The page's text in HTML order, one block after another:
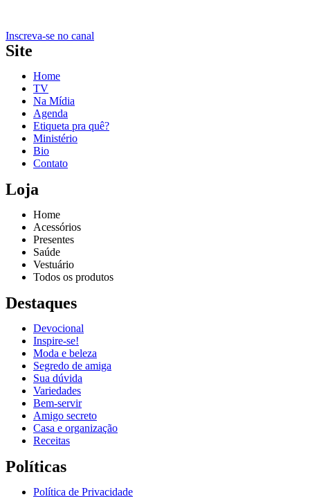
Inscreva-se no canal
Site
Home
TV
Na Mídia
Agenda
Etiqueta pra quê?
Ministério
Bio
Contato
Loja
Home
Acessórios
Presentes
Saúde
Vestuário
Todos os produtos
Destaques
Devocional
Inspire-se!
Moda e beleza
Segredo de amiga
Sua dúvida
Variedades
Bem-servir
Amigo secreto
Casa e organização
Receitas
Políticas
Política de Privacidade